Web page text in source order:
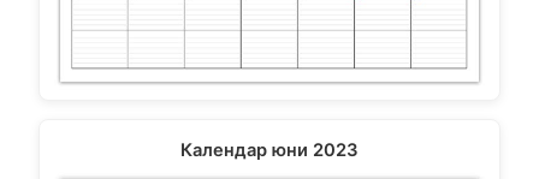
Календар юни 2023